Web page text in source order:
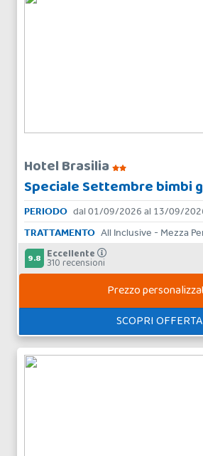
Hotel Brasilia
Speciale Settembre bimbi
PERIODO dal 01/09/2026 al 13/09/
TRATTAMENTO
9.8 Eccellente
310 recensioni
Prezzo
SCOPRI OFFERTA